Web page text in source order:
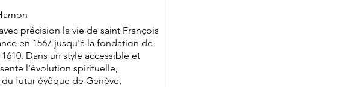
précision la vie de saint François
en 1567 jusqu'à la fondation de
Dans un style accessible et
l’évolution spirituelle,
futur évêque de Genève,